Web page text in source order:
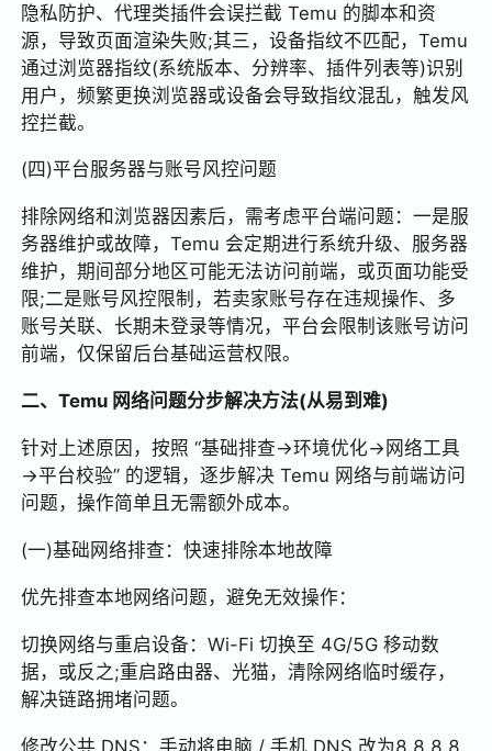
隐私防护、代理类插件会误拦截 Temu 的脚本和资
源，导致页面渲染失败;其三，设备指纹不匹配，Temu
通过浏览器指纹(系统版本、分辨率、插件列表等)识别
用户，频繁更换浏览器或设备会导致指纹混乱，触发风
控拦截。
(四)平台服务器与账号风控问题
排除网络和浏览器因素后，需考虑平台端问题：一是服
务器维护或故障，Temu 会定期进行系统升级、服务器
维护，期间部分地区可能无法访问前端，或页面功能受
限;二是账号风控限制，若卖家账号存在违规操作、多
账号关联、长期未登录等情况，平台会限制该账号访问
前端，仅保留后台基础运营权限。
二、Temu 网络问题分步解决方法(从易到难)
针对上述原因，按照 “基础排查→环境优化→网络工具
→平台校验” 的逻辑，逐步解决 Temu 网络与前端访问
问题，操作简单且无需额外成本。
(一)基础网络排查：快速排除本地故障
优先排查本地网络问题，避免无效操作：
切换网络与重启设备：Wi-Fi 切换至 4G/5G 移动数
据，或反之;重启路由器、光猫，清除网络临时缓存，
解决链路拥堵问题。
修改公共 DNS：手动将电脑 / 手机 DNS 改为8.8.8.8